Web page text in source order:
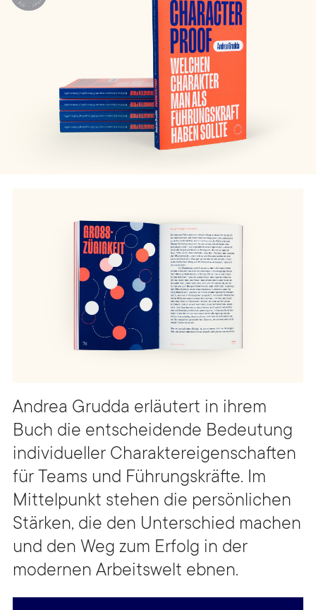
Andrea Grudda erläutert in ihrem
Buch die entscheidende Bedeutung
individueller Charaktereigenschaften
für Teams und Führungskräfte. Im
Mittelpunkt stehen die persönlichen
Stärken, die den Unterschied machen
und den Weg zum Erfolg in der
modernen Arbeitswelt ebnen.